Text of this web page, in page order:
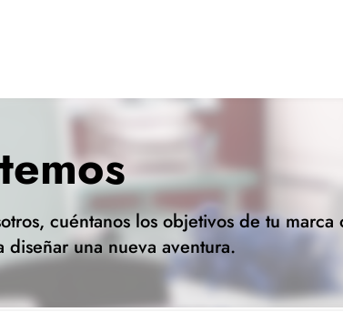
cuéntanos los objetivos de tu marca
diseñar una nueva aventura.